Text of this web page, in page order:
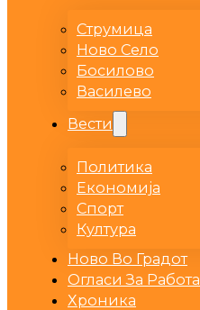
Струмица
Ново Село
Босилово
Василево
Вести
Политика
Економија
Спорт
Култура
Ново Во Градот
Огласи За Работа
Хроника